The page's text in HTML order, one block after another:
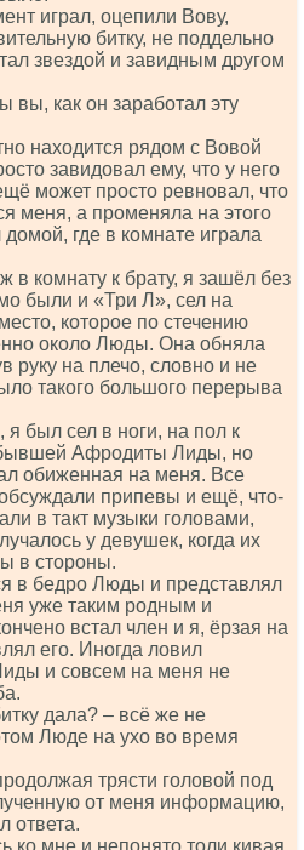
играл, оцепили Вову,
битку, не поддельно
звездой и завидным другом
вы, как он заработал эту
находится рядом с Вовой
завидовал ему, что у него
может просто ревновал, что
меня, а променяла на этого
где в комнате играла
в комнату к брату, я зашёл без
были и «Три Л», сел на
которое по стечению
около Люды. Она обняла
руку на плечо, словно и не
такого большого перерыва
я был сел в ноги, на пол к
Афродиты Лиды, но
обиженная на меня. Все
припевы и ещё, что-
в такт музыки головами,
у девушек, когда их
в стороны.
в бедро Люды и представлял
уже таким родным и
встал член и я, ёрзая на
его. Иногда ловил
и совсем на меня не
дала? – всё же не
Люде на ухо во время
трясти головой под
от меня информацию,
ответа.
ко мне и непонято толи кивая,